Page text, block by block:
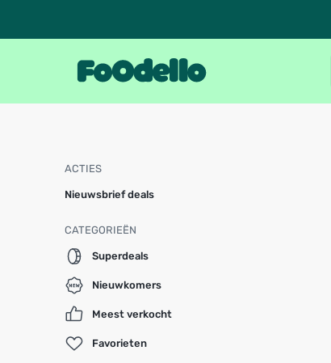
ACTIES
Nieuwsbrief deals
CATEGORIEËN
Superdeals
Nieuwkomers
Meest verkocht
Favorieten